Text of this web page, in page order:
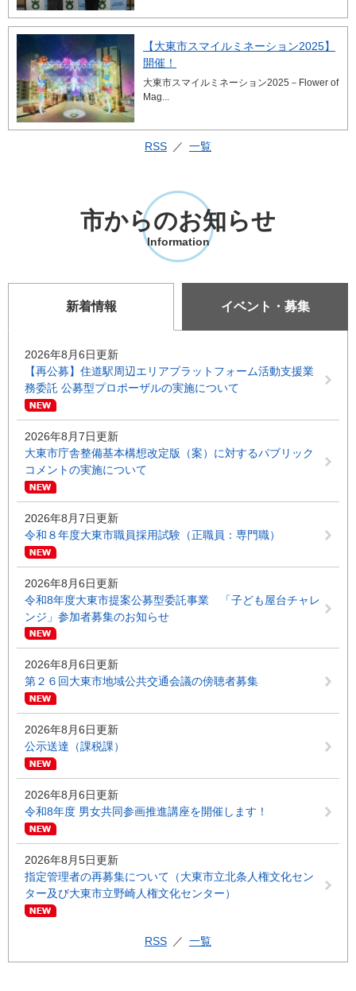
【大東市スマイルミネーション2025】
開催！
大東市スマイルミネーション2025－Flower of
Mag...
RSS 一覧
市からのお知らせ
Information
新着情報 イベント・募集
新
情
報
2026年8月6日更新
【再公募】住道駅周辺エリアプラットフォーム活動支援業
務委託 公募型プロポーザルの実施について
2026年8月7日更新
大東市庁舎整備基本構想改定版（案）に対するパブリック
コメントの実施について
2026年8月7日更新
令和８年度大東市職員採用試験（正職員：専門職）
2026年8月6日更新
令和8年度大東市提案公募型委託事業 「子ども屋台チャレ
ンジ」参加者募集のお知らせ
2026年8月6日更新
第２６回大東市地域公共交通会議の傍聴者募集
2026年8月6日更新
公示送達（課税課）
2026年8月6日更新
令和8年度 男女共同参画推進講座を開催します！
2026年8月5日更新
指定管理者の再募集について（大東市立北条人権文化セン
ター及び大東市立野崎人権文化センター）
RSS 一覧